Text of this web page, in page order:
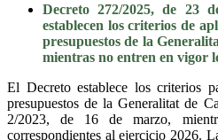
Decreto 272/2025, de 23
establecen los criterios de
presupuestos de la
mientras no entren en vigor
El Decreto establece los criterios
presupuestos de la Generalitat de
2/2023, de 16 de marzo,
correspondientes al ejercicio 2026.